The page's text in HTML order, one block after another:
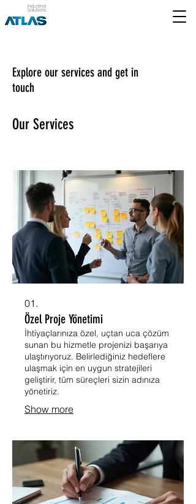
Explore our services and get in
touch
Our Services
01.
Özel Proje Yönetimi
İhtiyaçlarınıza özel, uçtan uca çözüm
sunan bu hizmetle projenizi başarıya
ulaştırıyoruz. Belirlediğiniz hedeflere
ulaşmak için en uygun stratejileri
geliştirir, tüm süreçleri sizin adınıza
yönetiriz.
Show more